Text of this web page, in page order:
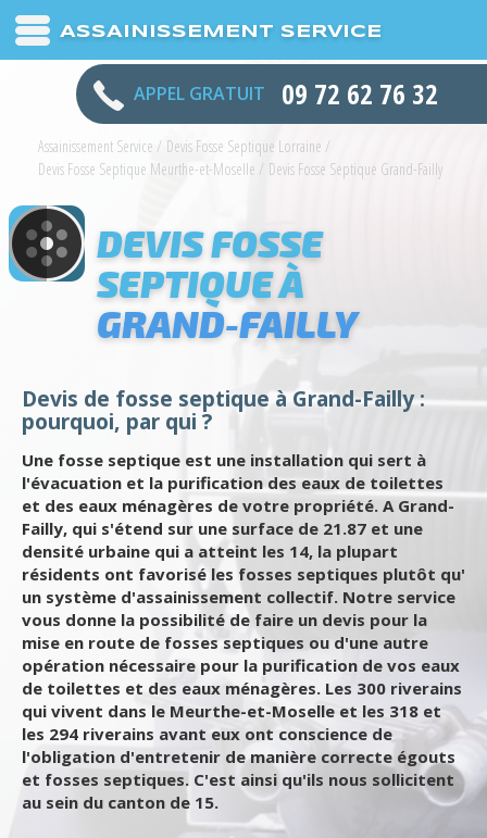
ASSAINISSEMENT SERVICE
APPEL GRATUIT 09 72 62 76 32
Assainissement Service / Devis Fosse Septique Lorraine /
Devis Fosse Septique Meurthe-et-Moselle / Devis Fosse Septique Grand-Failly
DEVIS FOSSE
SEPTIQUE À
GRAND-FAILLY
Devis de fosse septique à Grand-Failly :
pourquoi, par qui ?
Une fosse septique est une installation qui sert à
l'évacuation et la purification des eaux de toilettes
et des eaux ménagères de votre propriété. A Grand-
Failly, qui s'étend sur une surface de 21.87 et une
densité urbaine qui a atteint les 14, la plupart
résidents ont favorisé les fosses septiques plutôt qu'
un système d'assainissement collectif. Notre service
vous donne la possibilité de faire un devis pour la
mise en route de fosses septiques ou d'une autre
opération nécessaire pour la purification de vos eaux
de toilettes et des eaux ménagères. Les 300 riverains
qui vivent dans le Meurthe-et-Moselle et les 318 et
les 294 riverains avant eux ont conscience de
l'obligation d'entretenir de manière correcte égouts
et fosses septiques. C'est ainsi qu'ils nous sollicitent
au sein du canton de 15.